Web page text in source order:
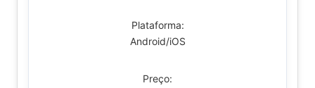
Plataforma:
Android/iOS
Preço: